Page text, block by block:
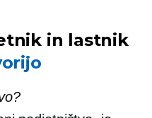
in lastnik